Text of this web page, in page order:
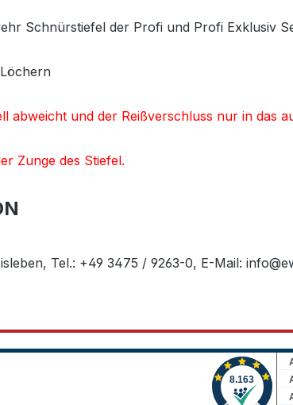
Schnürstiefel der Profi und Profi Exklusiv
abweicht und der Reißverschluss nur in das
Zunge des Stiefel.
Tel.: +49 3475 / 9263-0, E-Mail: